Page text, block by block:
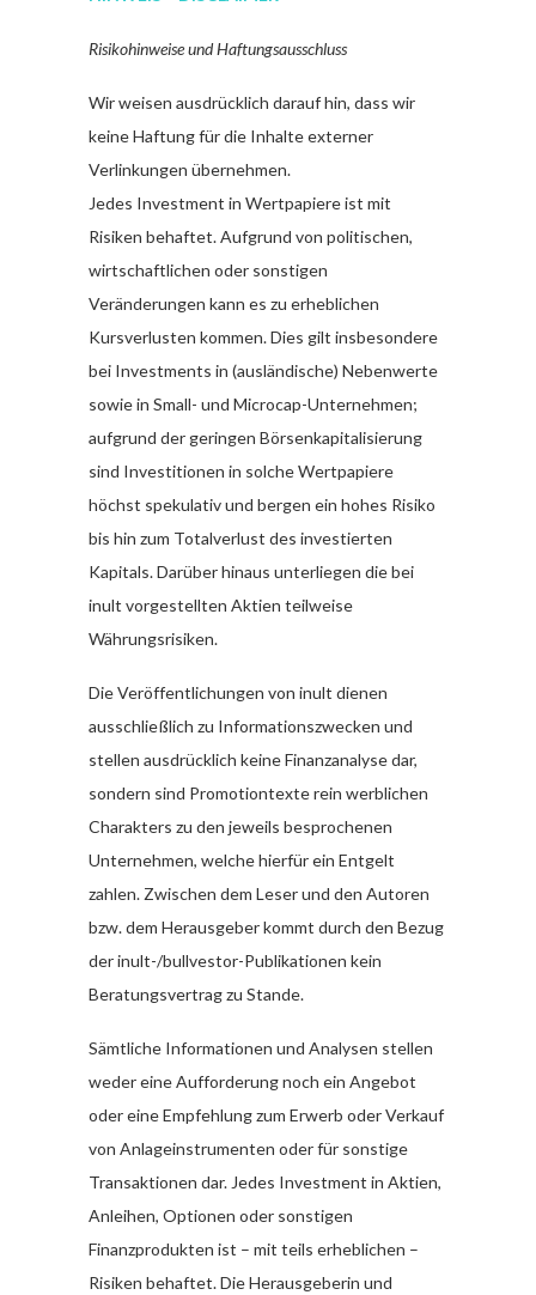
Risikohinweise und Haftungsausschluss
Wir weisen ausdrücklich darauf hin, dass wir
keine Haftung für die Inhalte externer
Verlinkungen übernehmen.
Jedes Investment in Wertpapiere ist mit
Risiken behaftet. Aufgrund von politischen,
wirtschaftlichen oder sonstigen
Veränderungen kann es zu erheblichen
Kursverlusten kommen. Dies gilt insbesondere
bei Investments in (ausländische) Nebenwerte
sowie in Small- und Microcap-Unternehmen;
aufgrund der geringen Börsenkapitalisierung
sind Investitionen in solche Wertpapiere
höchst spekulativ und bergen ein hohes Risiko
bis hin zum Totalverlust des investierten
Kapitals. Darüber hinaus unterliegen die bei
inult vorgestellten Aktien teilweise
Währungsrisiken.
Die Veröffentlichungen von inult dienen
ausschließlich zu Informationszwecken und
stellen ausdrücklich keine Finanzanalyse dar,
sondern sind Promotiontexte rein werblichen
Charakters zu den jeweils besprochenen
Unternehmen, welche hierfür ein Entgelt
zahlen. Zwischen dem Leser und den Autoren
bzw. dem Herausgeber kommt durch den Bezug
der inult-/bullvestor-Publikationen kein
Beratungsvertrag zu Stande.
Sämtliche Informationen und Analysen stellen
weder eine Aufforderung noch ein Angebot
oder eine Empfehlung zum Erwerb oder Verkauf
von Anlageinstrumenten oder für sonstige
Transaktionen dar. Jedes Investment in Aktien,
Anleihen, Optionen oder sonstigen
Finanzprodukten ist – mit teils erheblichen –
Risiken behaftet. Die Herausgeberin und